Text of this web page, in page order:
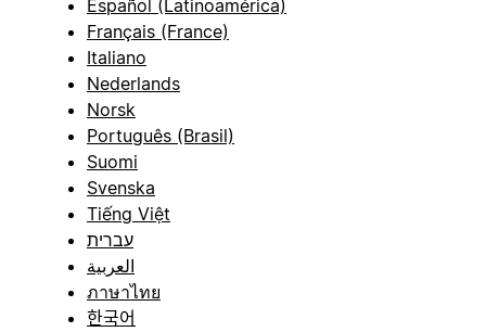
Español (Latinoamérica)
Français (France)
Italiano
Nederlands
Norsk
Português (Brasil)
Suomi
Svenska
Tiếng Việt
עברית
العربية
ภาษาไทย
한국어